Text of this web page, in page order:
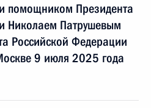
помощником Президента
Николаем Патрушевым
Российской Федерации
9 июля 2025 года